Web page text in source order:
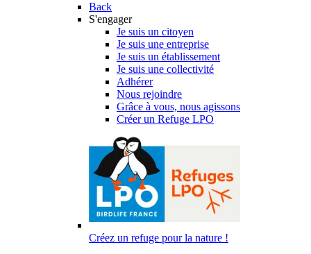
Back
S'engager
Je suis un citoyen
Je suis une entreprise
Je suis un établissement
Je suis une collectivité
Adhérer
Nous rejoindre
Grâce à vous, nous agissons
Créer un Refuge LPO
Créez un refuge pour la nature !